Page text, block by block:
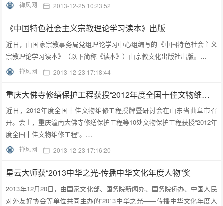
禅风网 2013-12-25 10:23:52
《中国特色社会主义宗教理论学习读本》出版
近日，由国家宗教事务局党组理论学习中心组编写的《中国特色社会主义
宗教理论学习读本》（以下简称《读本》）由宗教文化出版社出版。…
禅风网 2013-12-23 17:18:44
重庆大佛寺修缮保护工程获授“2012年度全国十佳文物维修工程”
近日，2012年度全国十佳文物维修工程授牌暨研讨会在山东省曲阜市召
开。会上，重庆潼南大佛寺修缮保护工程等10处文物保护工程获授“2012年
度全国十佳文物维修工程”。…
禅风网 2013-12-23 17:16:20
星云大师获“2013中华之光-传播中华文化年度人物”奖
2013年12月20日，由国家文化部、国务院新闻办、国务院侨办、中国人民
对外友好协会等单位共同主办的“2013中华之光——传播中华文化年度人